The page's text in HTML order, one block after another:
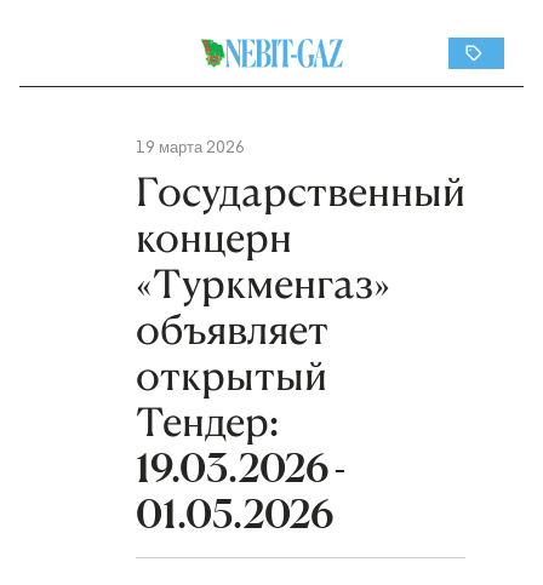
19 марта 2026
Государственный
концерн
«Туркменгаз»
объявляет
открытый
Тендер:
19.03.2026 -
01.05.2026